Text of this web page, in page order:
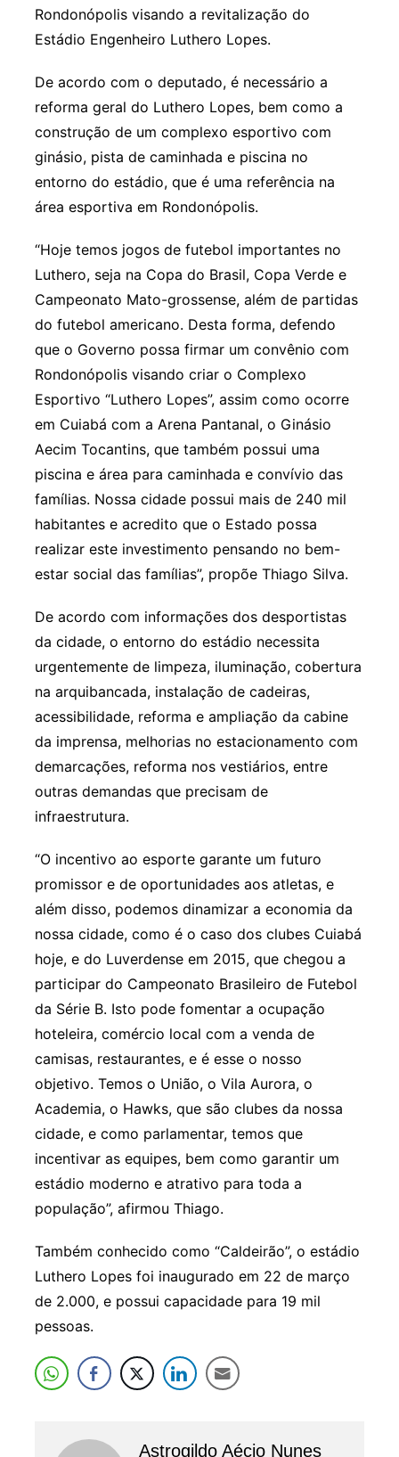
Rondonópolis visando a revitalização do
Estádio Engenheiro Luthero Lopes.
De acordo com o deputado, é necessário a
reforma geral do Luthero Lopes, bem como a
construção de um complexo esportivo com
ginásio, pista de caminhada e piscina no
entorno do estádio, que é uma referência na
área esportiva em Rondonópolis.
“Hoje temos jogos de futebol importantes no
Luthero, seja na Copa do Brasil, Copa Verde e
Campeonato Mato-grossense, além de partidas
do futebol americano. Desta forma, defendo
que o Governo possa firmar um convênio com
Rondonópolis visando criar o Complexo
Esportivo “Luthero Lopes”, assim como ocorre
em Cuiabá com a Arena Pantanal, o Ginásio
Aecim Tocantins, que também possui uma
piscina e área para caminhada e convívio das
famílias. Nossa cidade possui mais de 240 mil
habitantes e acredito que o Estado possa
realizar este investimento pensando no bem-
estar social das famílias”, propõe Thiago Silva.
De acordo com informações dos desportistas
da cidade, o entorno do estádio necessita
urgentemente de limpeza, iluminação, cobertura
na arquibancada, instalação de cadeiras,
acessibilidade, reforma e ampliação da cabine
da imprensa, melhorias no estacionamento com
demarcações, reforma nos vestiários, entre
outras demandas que precisam de
infraestrutura.
“O incentivo ao esporte garante um futuro
promissor e de oportunidades aos atletas, e
além disso, podemos dinamizar a economia da
nossa cidade, como é o caso dos clubes Cuiabá
hoje, e do Luverdense em 2015, que chegou a
participar do Campeonato Brasileiro de Futebol
da Série B. Isto pode fomentar a ocupação
hoteleira, comércio local com a venda de
camisas, restaurantes, e é esse o nosso
objetivo. Temos o União, o Vila Aurora, o
Academia, o Hawks, que são clubes da nossa
cidade, e como parlamentar, temos que
incentivar as equipes, bem como garantir um
estádio moderno e atrativo para toda a
população”, afirmou Thiago.
Também conhecido como “Caldeirão”, o estádio
Luthero Lopes foi inaugurado em 22 de março
de 2.000, e possui capacidade para 19 mil
pessoas.
Astrogildo Aécio Nunes